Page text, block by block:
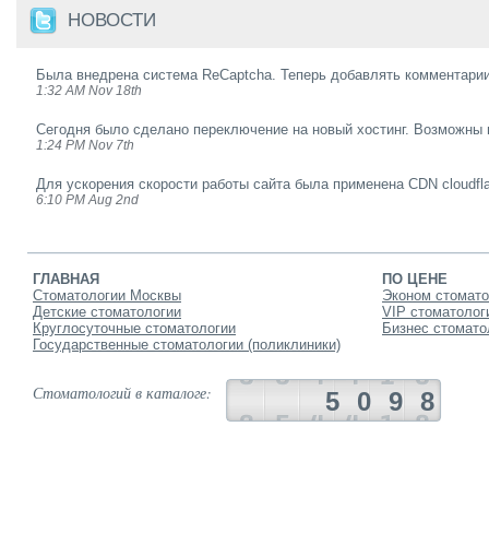
НОВОСТИ
Была внедрена система ReCaptcha. Теперь добавлять
1:32 AM Nov 18th
Сегодня было сделано переключение на новый хостинг.
1:24 PM Nov 7th
Для ускорения скорости работы сайта была применена CDN
6:10 PM Aug 2nd
ГЛАВНАЯ
Стоматологии Москвы
Детские стоматологии
Круглосуточные стоматологии
Государственные стоматологии (поликлиники)
ПО ЦЕНЕ
Эконом
VIP
Бизнес
Стоматологий в каталоге: 5098